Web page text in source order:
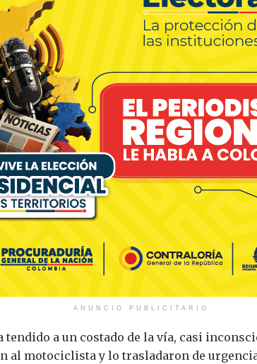
ANUNCIO PUBLICITARIO
a un costado de la vía, casi
al motociclista y lo trasladaron de